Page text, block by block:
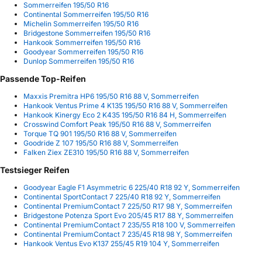
Sommerreifen 195/50 R16
Continental Sommerreifen 195/50 R16
Michelin Sommerreifen 195/50 R16
Bridgestone Sommerreifen 195/50 R16
Hankook Sommerreifen 195/50 R16
Goodyear Sommerreifen 195/50 R16
Dunlop Sommerreifen 195/50 R16
Passende Top-Reifen
Maxxis Premitra HP6 195/50 R16 88 V, Sommerreifen
Hankook Ventus Prime 4 K135 195/50 R16 88 V, Sommerreifen
Hankook Kinergy Eco 2 K435 195/50 R16 84 H, Sommerreifen
Crosswind Comfort Peak 195/50 R16 88 V, Sommerreifen
Torque TQ 901 195/50 R16 88 V, Sommerreifen
Goodride Z 107 195/50 R16 88 V, Sommerreifen
Falken Ziex ZE310 195/50 R16 88 V, Sommerreifen
Testsieger Reifen
Goodyear Eagle F1 Asymmetric 6 225/40 R18 92 Y, Sommerreifen
Continental SportContact 7 225/40 R18 92 Y, Sommerreifen
Continental PremiumContact 7 225/50 R17 98 Y, Sommerreifen
Bridgestone Potenza Sport Evo 205/45 R17 88 Y, Sommerreifen
Continental PremiumContact 7 235/55 R18 100 V, Sommerreifen
Continental PremiumContact 7 235/45 R18 98 Y, Sommerreifen
Hankook Ventus Evo K137 255/45 R19 104 Y, Sommerreifen